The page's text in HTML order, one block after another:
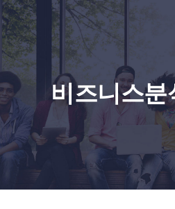
너
뛰
기
미국유학준비 가이드 필독
토플면제 미국대학입학
특별 미국유학준비
캐나다 세네카대학교
비즈니스분